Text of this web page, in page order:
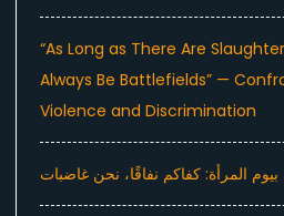
“As Long as There Are
Always Be Battlefields” —
Violence and Discrimination
المرأة: كفاكم نفاقًا، نحن غاضبات